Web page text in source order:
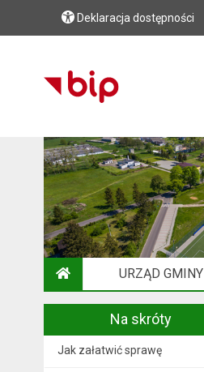
Deklaracja dostępności
URZĄD GMINY
Na skróty
Jak załatwić sprawę